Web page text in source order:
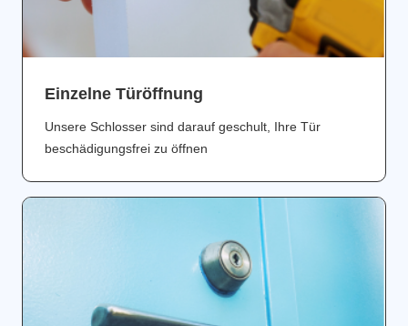
Einzelne Türöffnung
Unsere Schlosser sind darauf geschult, Ihre Tür
beschädigungsfrei zu öffnen